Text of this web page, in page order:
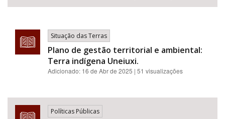
BUSCAR
Situação das Terras
Plano de gestão territorial e ambiental:
Terra indígena Uneiuxi.
Adicionado: 16 de Abr de 2025 | 51 visualizações
Políticas Públicas